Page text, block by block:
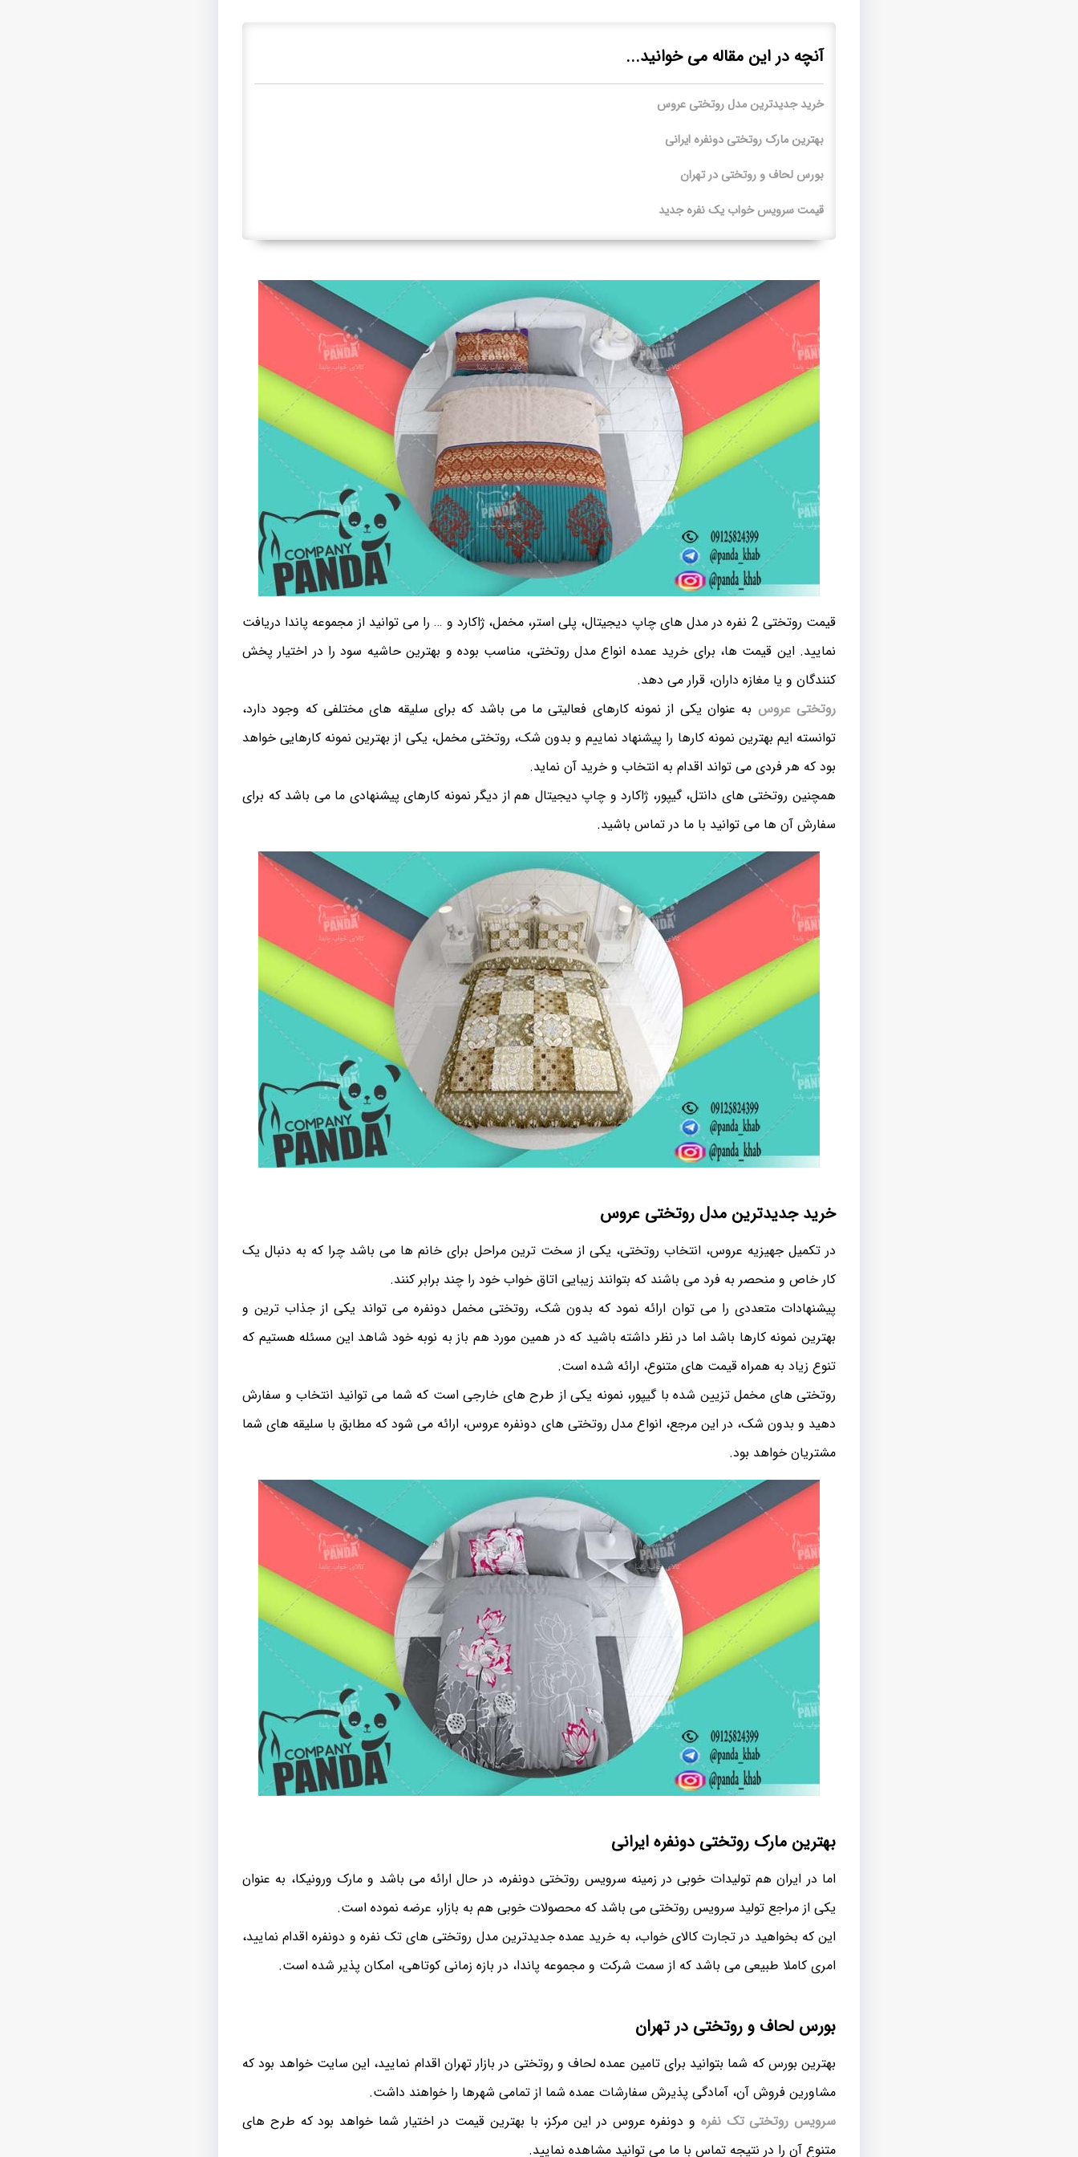
آنچه در این مقاله می خوانید...
خرید جدیدترین مدل روتختی عروس
بهترین مارک روتختی دونفره ایرانی
بورس لحاف و روتختی در تهران
قیمت سرویس خواب یک نفره جدید
قیمت روتختی 2 نفره در مدل های چاپ دیجیتال، پلی استر، مخمل، ژاکارد و … را می توانید از مجموعه پاندا دریافت
نمایید. این قیمت ها، برای خرید عمده انواع مدل روتختی، مناسب بوده و بهترین حاشیه سود را در اختیار پخش
کنندگان و یا مغازه داران، قرار می دهد.
روتختی عروس به عنوان یکی از نمونه کارهای فعالیتی ما می باشد که برای سلیقه های مختلفی که وجود دارد،
توانسته ایم بهترین نمونه کارها را پیشنهاد نماییم و بدون شک، روتختی مخمل، یکی از بهترین نمونه کارهایی خواهد
بود که هر فردی می تواند اقدام به انتخاب و خرید آن نماید.
همچنین روتختی های دانتل، گیپور، ژاکارد و چاپ دیجیتال هم از دیگر نمونه کارهای پیشنهادی ما می باشد که برای
سفارش آن ها می توانید با ما در تماس باشید.
خرید جدیدترین مدل روتختی عروس
در تکمیل جهیزیه عروس، انتخاب روتختی، یکی از سخت ترین مراحل برای خانم ها می باشد چرا که به دنبال یک
کار خاص و منحصر به فرد می باشند که بتوانند زیبایی اتاق خواب خود را چند برابر کنند.
پیشنهادات متعددی را می توان ارائه نمود که بدون شک، روتختی مخمل دونفره می تواند یکی از جذاب ترین و
بهترین نمونه کارها باشد اما در نظر داشته باشید که در همین مورد هم باز به نوبه خود شاهد این مسئله هستیم که
تنوع زیاد به همراه قیمت های متنوع، ارائه شده است.
روتختی های مخمل تزیین شده با گیپور، نمونه یکی از طرح های خارجی است که شما می توانید انتخاب و سفارش
دهید و بدون شک، در این مرجع، انواع مدل روتختی های دونفره عروس، ارائه می شود که مطابق با سلیقه های شما
مشتریان خواهد بود.
بهترین مارک روتختی دونفره ایرانی
اما در ایران هم تولیدات خوبی در زمینه سرویس روتختی دونفره، در حال ارائه می باشد و مارک ورونیکا، به عنوان
یکی از مراجع تولید سرویس روتختی می باشد که محصولات خوبی هم به بازار، عرضه نموده است.
این که بخواهید در تجارت کالای خواب، به خرید عمده جدیدترین مدل روتختی های تک نفره و دونفره اقدام نمایید،
امری کاملا طبیعی می باشد که از سمت شرکت و مجموعه پاندا، در بازه زمانی کوتاهی، امکان پذیر شده است.
بورس لحاف و روتختی در تهران
بهترین بورس که شما بتوانید برای تامین عمده لحاف و روتختی در بازار تهران اقدام نمایید، این سایت خواهد بود که
مشاورین فروش آن، آمادگی پذیرش سفارشات عمده شما از تمامی شهرها را خواهند داشت.
سرویس روتختی تک نفره و دونفره عروس در این مرکز، با بهترین قیمت در اختیار شما خواهد بود که طرح های
متنوع آن را در نتیجه تماس با ما می توانید مشاهده نمایید.